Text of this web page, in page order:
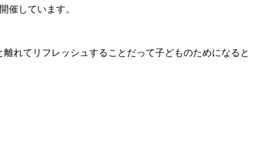
催しています。
離れてリフレッシュすることだって子どものためになると